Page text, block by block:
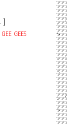
]
GEES